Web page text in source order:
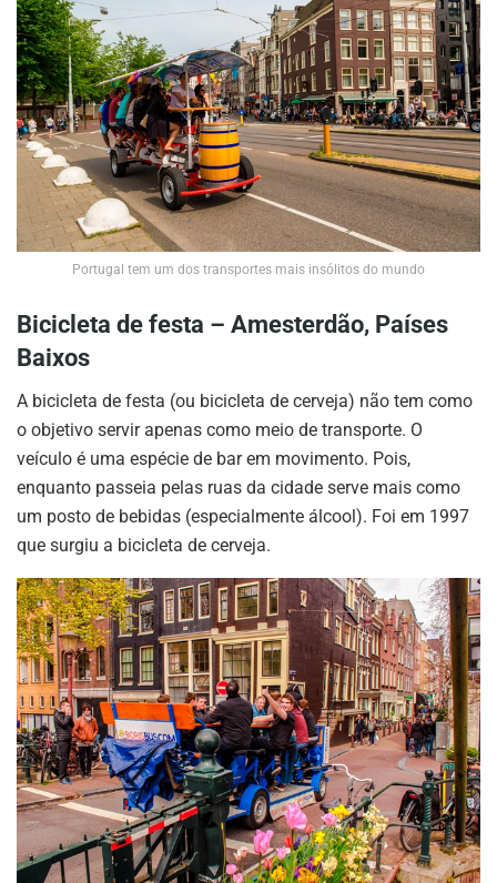
Portugal tem um dos transportes mais insólitos do mundo
Bicicleta de festa – Amesterdão, Países
Baixos
A bicicleta de festa (ou bicicleta de cerveja) não tem como
o objetivo servir apenas como meio de transporte. O
veículo é uma espécie de bar em movimento. Pois,
enquanto passeia pelas ruas da cidade serve mais como
um posto de bebidas (especialmente álcool). Foi em 1997
que surgiu a bicicleta de cerveja.